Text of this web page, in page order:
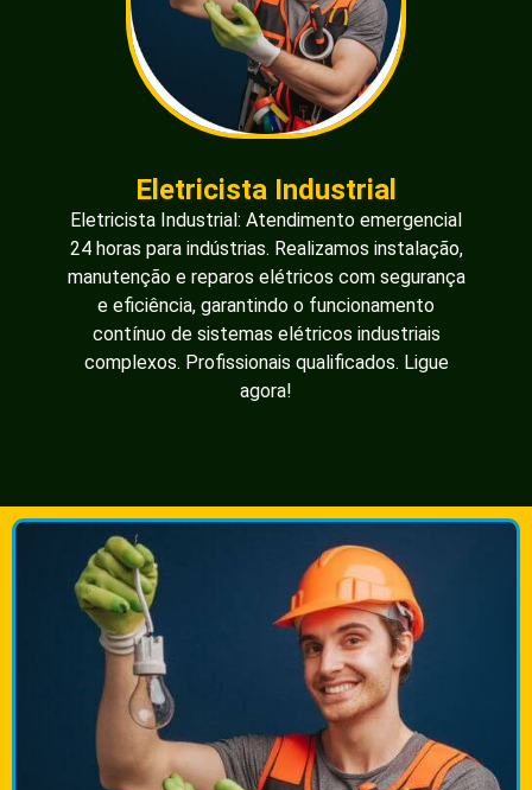
Eletricista Industrial
Eletricista Industrial: Atendimento emergencial
24 horas para indústrias. Realizamos instalação,
manutenção e reparos elétricos com segurança
e eficiência, garantindo o funcionamento
contínuo de sistemas elétricos industriais
complexos. Profissionais qualificados. Ligue
agora!